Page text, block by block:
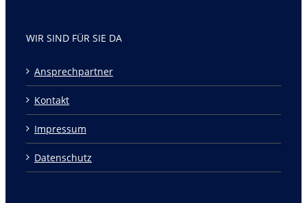
WIR SIND FÜR SIE DA
Ansprechpartner
Kontakt
Impressum
Datenschutz